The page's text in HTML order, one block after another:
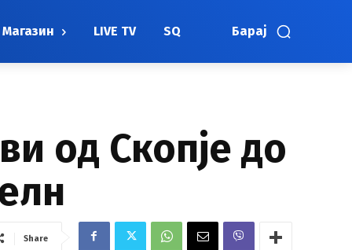
Барај
Магазин LIVE TV SQ
од Скопје до
Share